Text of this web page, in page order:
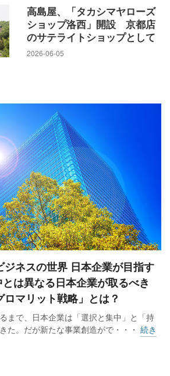
少人数制で面倒見がとても良い」
高額だ。学年が上がるに連れて授業料
本の中学2年）時で年間約500万円が12
は800〜900万円に跳ね上がる。
い先生や学友に恵まれ、将来はこちら
風土の中で結婚して幸せになってくれ
（同）だという。
社長から会長に退き、カナダからは
会議に参加する。その傍ら、優れた日
ース事業の会社を立ち上げようと準備
革新的なビジネスアイデアに加え
ーキャピタルから投資を受けるなど
業すると、永住権が得られるプログ
トアップビザ」と呼ばれ、男性も昨年
だ。
永住権発給プログラムを停止中のた
む富裕層は、スタートアップビザ取得
日本人経営者が会社売却を機に、申請
る」と関係者は明かす。
高島屋、「タカシマヤローズ
ショップ洛西」開設 京都店
のサテライトショップとして
2026-06-05
ジネスの世界 日本企業が目指す
は異なる日本企業が取るべき
ロマリット戦略」とは？
まで、日本企業は「選択と集中」と「持
た。だが新たな事業創造がで・・・ 続き